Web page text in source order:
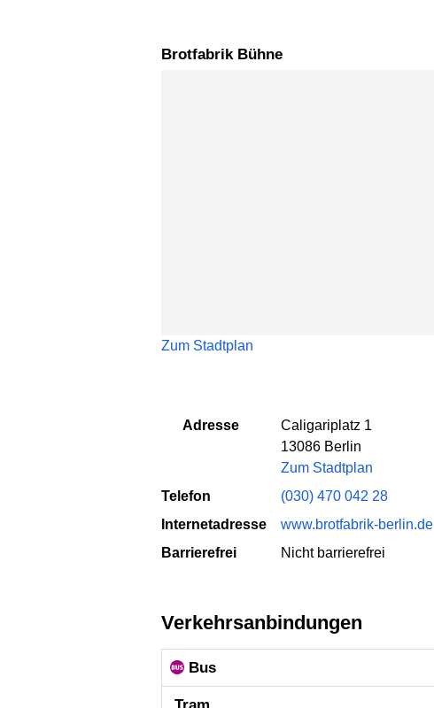
Brotfabrik Bühne
Zum Stadtplan
Adresse
Caligariplatz 1
13086 Berlin
Zum Stadtplan
Telefon
(030) 470 042 28
Internetadresse
www.brotfabrik-berlin.de
Barrierefrei
Nicht barrierefrei
Verkehrsanbindungen
Bus